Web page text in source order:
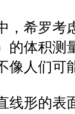
，希罗考
的体积测
像人们可
线形的表